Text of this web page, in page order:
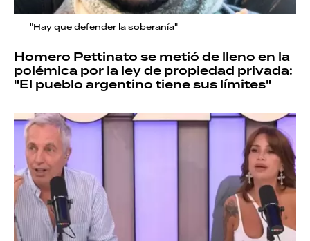
"Hay que defender la soberanía"
Homero Pettinato se metió de lleno en la
polémica por la ley de propiedad privada:
"El pueblo argentino tiene sus límites"